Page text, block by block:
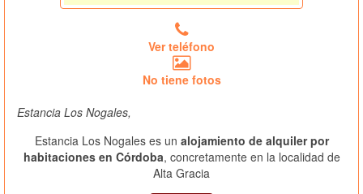
Ver teléfono
No tiene fotos
Estancia Los Nogales,
Estancia Los Nogales es un alojamiento de alquiler por
habitaciones en Córdoba, concretamente en la localidad de
Alta Gracia